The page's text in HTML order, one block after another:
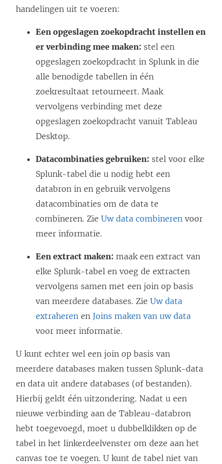
handelingen uit te voeren:
Een opgeslagen zoekopdracht instellen en
er verbinding mee maken: stel een
opgeslagen zoekopdracht in Splunk in die
alle benodigde tabellen in één
zoekresultaat retourneert. Maak
vervolgens verbinding met deze
opgeslagen zoekopdracht vanuit Tableau
Desktop.
Datacombinaties gebruiken: stel voor elke
Splunk-tabel die u nodig hebt een
databron in en gebruik vervolgens
datacombinaties om de data te
combineren. Zie Uw data combineren voor
meer informatie.
Een extract maken: maak een extract van
elke Splunk-tabel en voeg de extracten
vervolgens samen met een join op basis
van meerdere databases. Zie Uw data
extraheren en Joins maken van uw data
voor meer informatie.
U kunt echter wel een join op basis van
meerdere databases maken tussen Splunk-data
en data uit andere databases (of bestanden).
Hierbij geldt één uitzondering. Nadat u een
nieuwe verbinding aan de Tableau-databron
hebt toegevoegd, moet u dubbelklikken op de
tabel in het linkerdeelvenster om deze aan het
canvas toe te voegen. U kunt de tabel niet van